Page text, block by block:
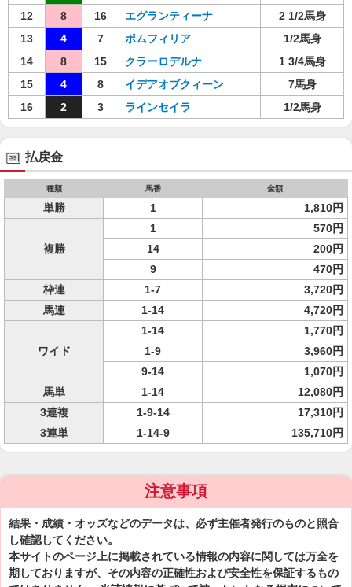
12
8 16 エグランティーナ
2 1/2馬身
13
4 7 ポムフィリア
1/2馬身
14
8 15 クラーロデルナ
1 3/4馬身
15
4 8 イデアオブクィーン
7馬身
16
2 3 ラインセイラ 1/2馬身
払戻金
種類 馬番 金額
単勝 1 1,810円
複勝
1
570円
14
200円
9
470円
枠連
1-7
3,720円
馬連
1-14 4,720円
ワイド
1-14
1,770円
1-9
3,960円
9-14
1,070円
馬単
1-14
12,080円
3連複
1-9-14
17,310円
3連単
1-14-9 135,710円
注意事項
結果・成績・オッズなどのデータは、必ず主催者発行のものと照合
し確認してください。
本サイトのページ上に掲載されている情報の内容に関しては万全を
期しておりますが、その内容の正確性および安全性を保証するもの